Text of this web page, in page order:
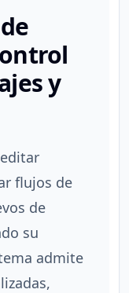
y
flujos de
de
su
admite